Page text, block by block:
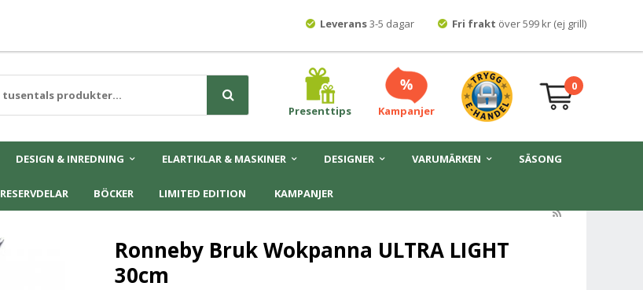
Leverans3-5 dagar Fri frakt över 599 kr (ej grill)
Presenttips Kampanjer
0
DESIGN & INREDNING ELARTIKLAR & MASKINER DESIGNER VARUMÄRKEN SÄSONG
RESERVDELAR BÖCKER LIMITED EDITION
KAMPANJER
Ronneby Bruk Wokpanna ULTRA LIGHT
30cm